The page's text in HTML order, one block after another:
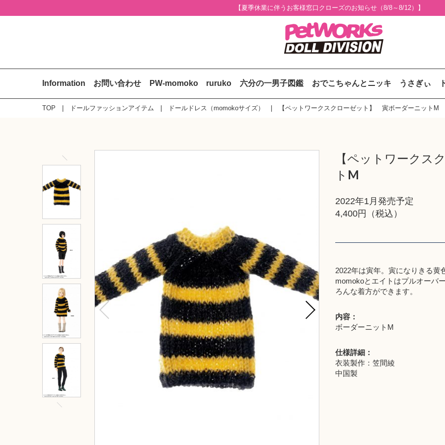
【夏季休業に伴うお客様窓口クローズのお知らせ（8/8～8/12）】
Information お問い合わせ PW-momoko ruruko 六分の一男子図鑑 おでこちゃんとニッキ うさぎぃ
TOP ドールファッションアイテム ドールドレス（momokoサイズ） 【ペットワークスクローゼット】 寅ボーダーニットM
【ペットワーク
トM
2022年1月発売予定
4,400円（税込）
2022年は寅年。寅になりきる
momokoとエイトはプルオーバ
ろんな着方ができます。
内容：
ボーダーニットM
仕様詳細：
衣装製作：笠間綾
中国製